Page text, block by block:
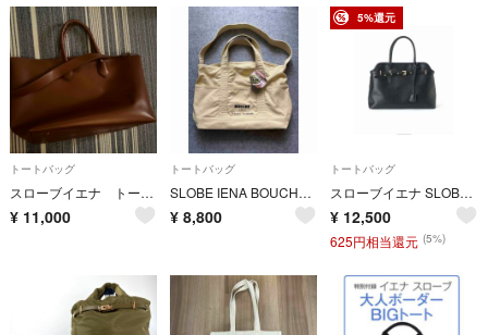
トートバッグ
スローブイエナ トートバッグ
¥ 11,000
トートバッグ
SLOBE IENA BOUCHE SLOBE別注キャンバストートバッグ
¥ 8,800
5%還元
トートバッグ
スローブイエナ SLOBE IENA BELT TOTE BAG ブラック 新品
¥ 12,500
625円相当還元 (5%)